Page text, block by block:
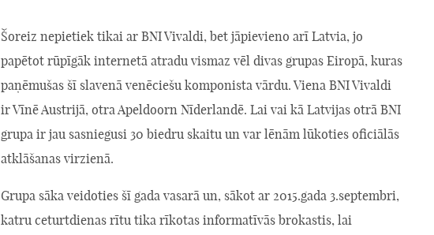
Šoreiz nepietiek tikai ar BNI Vivaldi, bet jāpievieno arī Latvia, jo
papētot rūpīgāk internetā atradu vismaz vēl divas grupas Eiropā, kuras
paņēmušas šī slavenā venēciešu komponista vārdu. Viena BNI Vivaldi
ir Vīnē Austrijā, otra Apeldoorn Nīderlandē. Lai vai kā Latvijas otrā BNI
grupa ir jau sasniegusi 30 biedru skaitu un var lēnām lūkoties oficiālās
atklāšanas virzienā.
Grupa sāka veidoties šī gada vasarā un, sākot ar 2015.gada 3.septembri,
katru ceturtdienas rītu tika rīkotas informatīvās brokastis, lai